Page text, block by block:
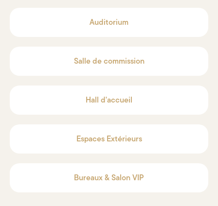
Auditorium
Salle de commission
Hall d'accueil
Espaces Extérieurs
Bureaux & Salon VIP